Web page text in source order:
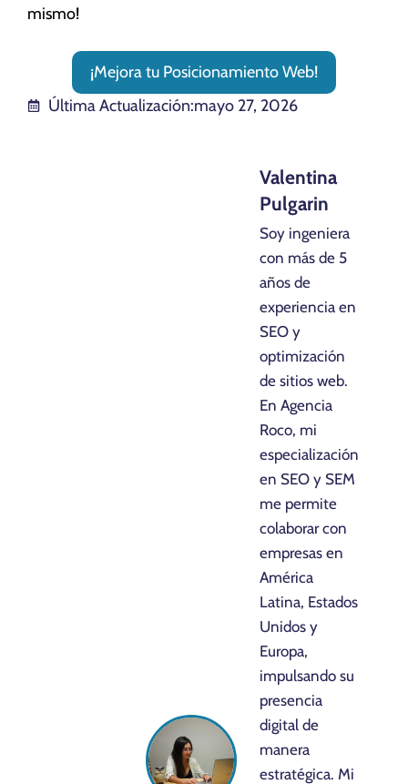
mismo!
¡Mejora tu Posicionamiento Web!
Última Actualización:mayo 27, 2026
Valentina
Pulgarin
Soy ingeniera
con más de 5
años de
experiencia en
SEO y
optimización
de sitios web.
En Agencia
Roco, mi
especialización
en SEO y SEM
me permite
colaborar con
empresas en
América
Latina, Estados
Unidos y
Europa,
impulsando su
presencia
digital de
manera
estratégica. Mi